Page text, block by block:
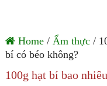
Home/ Ẩm thực/
bí có béo không?
100g hạt bí bao